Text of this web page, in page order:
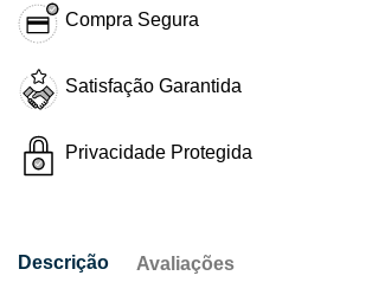
Compra Segura
Satisfação Garantida
Privacidade Protegida
Descrição Avaliações